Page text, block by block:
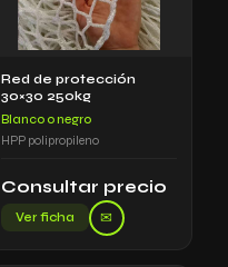
Red de protección
30×30 250kg
Blanco o negro
HPP polipropileno
Consultar precio
Ver ficha ✉